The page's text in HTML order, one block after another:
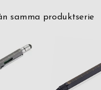
samma produktserie